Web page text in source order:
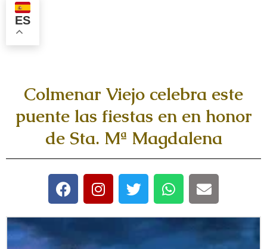
ES
Colmenar Viejo celebra este
puente las fiestas en en honor
de Sta. Mª Magdalena